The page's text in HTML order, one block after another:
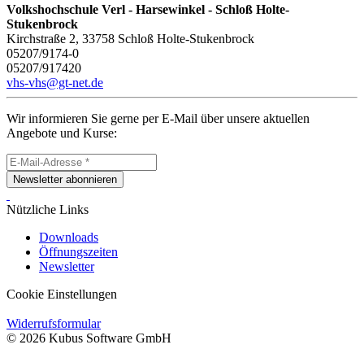
Volkshochschule Verl - Harsewinkel - Schloß Holte-
Stukenbrock
Kirchstraße 2, 33758 Schloß Holte-Stukenbrock
05207/9174-0
05207/917420
vhs-vhs@gt-net.de
Wir informieren Sie gerne per E-Mail über unsere aktuellen
Angebote und Kurse:
Newsletter abonnieren
Nützliche Links
Downloads
Öffnungszeiten
Newsletter
Cookie Einstellungen
Widerrufsformular
© 2026 Kubus Software GmbH